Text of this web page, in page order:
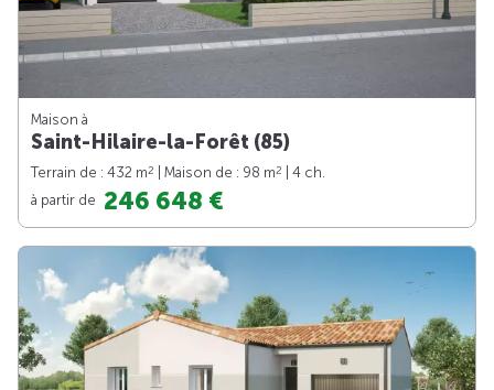
Maison à
Saint-Hilaire-la-Forêt (85)
Terrain de : 432 m2 | Maison de : 98 m2
| 4 ch.
à partir de 246 648 €